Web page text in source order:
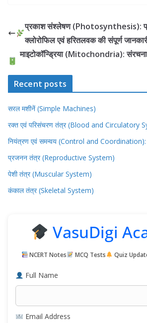
प्रकाश संश्लेषण (Photosynthesis):
क्लोरोफिल एवं हरितलवक की संपूर्ण
माइटोकॉन्ड्रिया (Mitochondria):
Recent posts
सरल मशीनें (Simple Machines)
रक्त एवं परिसंचरण तंत्र (Blood and Circulatory
नियंत्रण एवं समन्वय (Control and Coordination):
प्रजनन तंत्र (Reproductive System)
पेशी तंत्र (Muscular System)
कंकाल तंत्र (Skeletal System)
VasuDigi
NCERT Notes MCQ Tests Quiz
Full Name
Email Address